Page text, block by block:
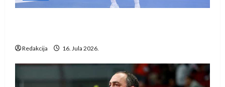
Redakcija 16. Jula 2026.